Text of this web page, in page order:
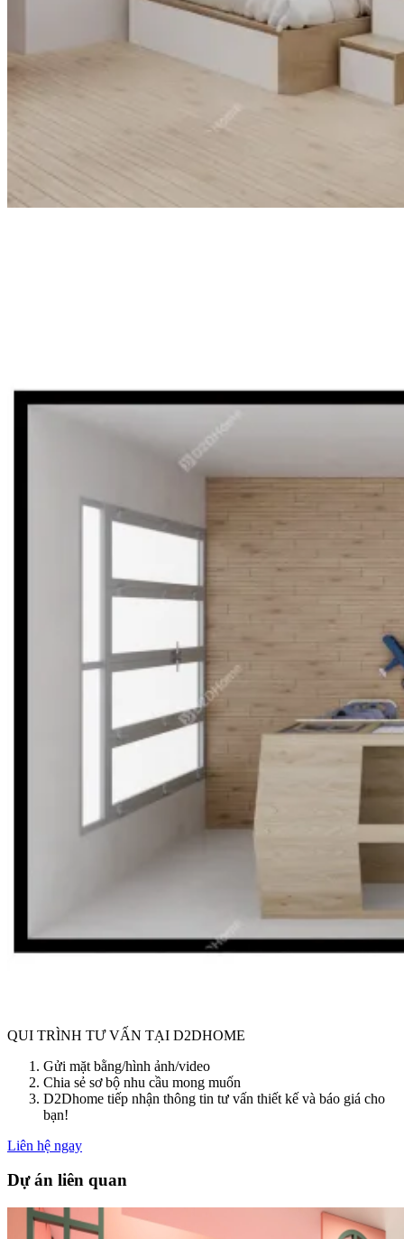
QUI TRÌNH TƯ VẤN TẠI D2DHOME
Gửi mặt bằng/hình ảnh/video
Chia sẻ sơ bộ nhu cầu mong muốn
D2Dhome tiếp nhận thông tin tư vấn thiết kế và báo giá cho
bạn!
Liên hệ ngay
Dự án liên quan